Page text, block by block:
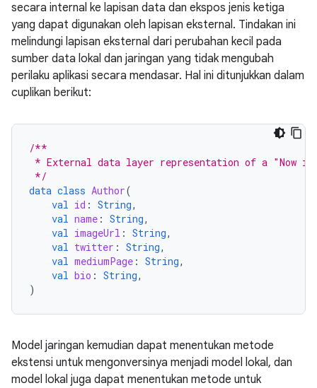
secara internal ke lapisan data dan ekspos jenis ketiga
yang dapat digunakan oleh lapisan eksternal. Tindakan ini
melindungi lapisan eksternal dari perubahan kecil pada
sumber data lokal dan jaringan yang tidak mengubah
perilaku aplikasi secara mendasar. Hal ini ditunjukkan dalam
cuplikan berikut:
/**
* External data layer representation of a "Now in
*/
data class Author(
val id : String,
val name : String,
val imageUrl : String,
val twitter : String,
val mediumPage : String,
val bio : String,
)
Model jaringan kemudian dapat menentukan metode
ekstensi untuk mengonversinya menjadi model lokal, dan
model lokal juga dapat menentukan metode untuk